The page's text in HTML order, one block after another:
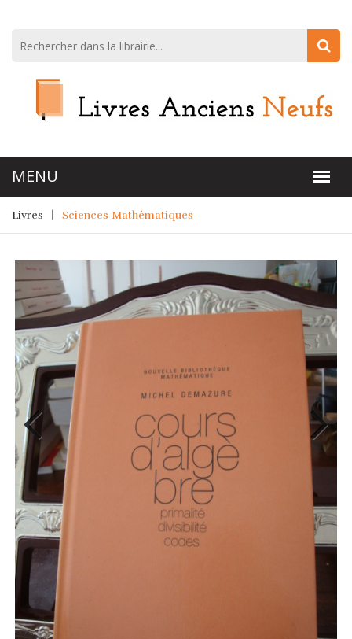
Livres Sciences Mathématiques